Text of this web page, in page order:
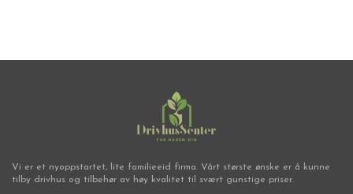
Vi er et nyoppstartet, lite familieeid firma. Vårt største ønske er å kunne
tilby drivhus og tilbehør av høy kvalitet til svært gunstige priser.